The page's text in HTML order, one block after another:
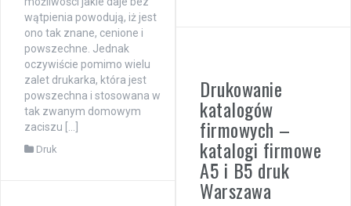
wątpienia powodują, iż jest
ono tak znane, cenione i
powszechne. Jednak
oczywiście pomimo wielu
zalet drukarka, która jest
powszechna i stosowana w
tak zwanym domowym
zaciszu […]
Druk
Drukowanie
katalogów
firmowych –
katalogi firmowe
A5 i B5 druk
Warszawa